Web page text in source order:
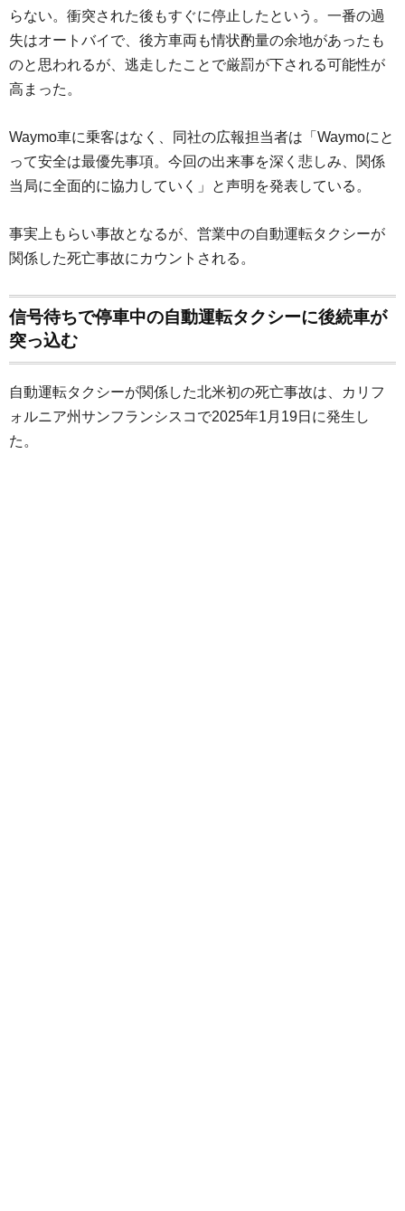
らない。衝突された後もすぐに停止したという。一番の過
失はオートバイで、後方車両も情状酌量の余地があったも
のと思われるが、逃走したことで厳罰が下される可能性が
高まった。
Waymo車に乗客はなく、同社の広報担当者は「Waymoにと
って安全は最優先事項。今回の出来事を深く悲しみ、関係
当局に全面的に協力していく」と声明を発表している。
事実上もらい事故となるが、営業中の自動運転タクシーが
関係した死亡事故にカウントされる。
信号待ちで停車中の自動運転タクシーに後続車が
突っ込む
自動運転タクシーが関係した北米初の死亡事故は、カリフ
ォルニア州サンフランシスコで2025年1月19日に発生し
た。